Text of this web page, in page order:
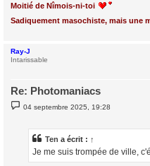
Moitié de Nîmois-ni-toi
Sadiquement masochiste, mais une
Ray-J
Intarissable
Re: Photomaniacs
M
e
04 septembre 2025, 19:28
Ten a écrit : ↑
Je me suis trompée de ville,